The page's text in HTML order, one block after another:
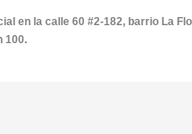
en la calle 60 #2-182, barrio La
100.